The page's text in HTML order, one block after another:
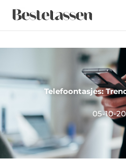
naar
de
inhoud
Telefoontasjes:
05-10-